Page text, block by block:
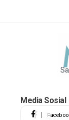
Media Sosial